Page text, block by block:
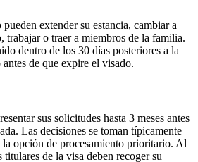
extender su estancia, cambiar a
trabajar o traer a miembros de la familia.
dentro de los 30 días posteriores a la
de que expire el visado.
sus solicitudes hasta 3 meses antes
Las decisiones se toman típicamente
la opción de procesamiento prioritario. Al
de la visa deben recoger su